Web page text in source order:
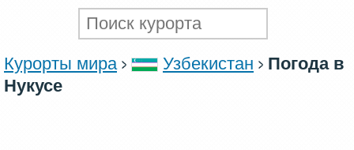
Курорты мира Узбекистан
Погода в
Нукусе